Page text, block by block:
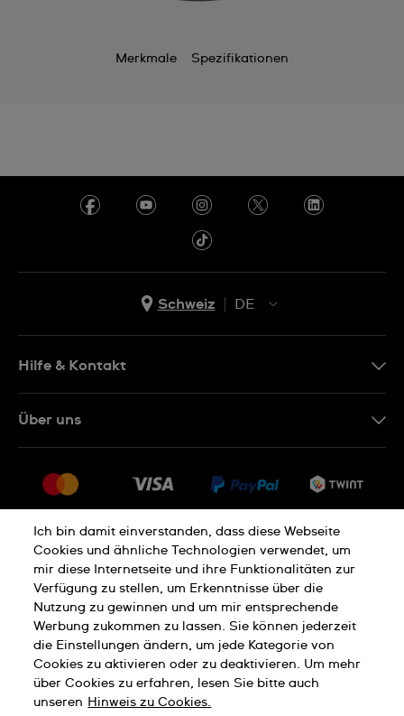
Merkmale Spezifikationen
Schweiz
DE
IT
Hilfe & Kontakt
Rückgaberecht
Verkaufs- und Lieferbedingungen
Vertrag widerrufen
Über uns
Jobs
Datenschutzerklärung Cookies Hinweis
Nutzungsbedingungen Impressum
Ich bin damit einverstanden, dass diese Webseite
Cookies und ähnliche Technologien verwendet, um
mir diese Internetseite und ihre Funktionalitäten zur
Verfügung zu stellen, um Erkenntnisse über die
Nutzung zu gewinnen und um mir entsprechende
Werbung zukommen zu lassen. Sie können jederzeit
die Einstellungen ändern, um jede Kategorie von
Cookies zu aktivieren oder zu deaktivieren. Um mehr
über Cookies zu erfahren, lesen Sie bitte auch
unseren Hinweis zu Cookies.